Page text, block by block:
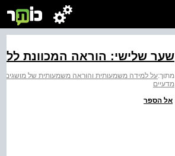
שער שלישי: הוראה המכוונת
מתוך:על למידה משמעותית והוראה משמעותית של מושגים
מדעיים
אל הספר